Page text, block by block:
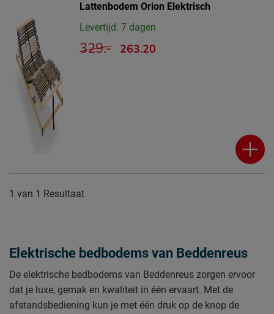
Lattenbodem Orion Elektrisch
Levertijd: 7 dagen
329.- 263.20
1 van 1 Resultaat
Elektrische bedbodems van Beddenreus
De elektrische bedbodems van Beddenreus zorgen ervoor
dat je luxe, gemak en kwaliteit in één ervaart. Met de
afstandsbediening kun je met één druk op de knop de